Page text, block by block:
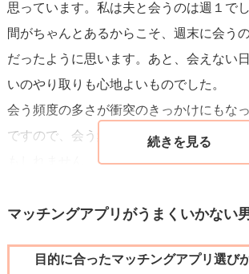
思っています。私は夫と会うのは週１で
間がちゃんとあるからこそ、週末に会う
だったように思います。あと、会えない
いのやり取りも心地よいものでした。
会う頻度の多さが衝突のきっかけにもな
ですので、会う頻度をできれば週１程度
互いの精神面が自立していることです。
間」がより充実したものになるかもしれ
マッチングアプリがうまくいかない
目的に合ったマッチングアプリ選び